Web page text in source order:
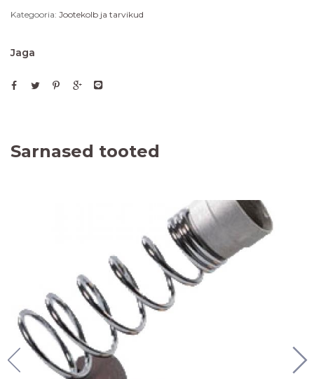
Kategooria: Jootekolb ja tarvikud
Jaga
Sarnased tooted